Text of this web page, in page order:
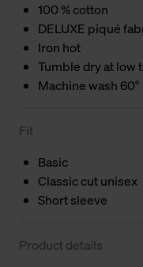
100 % cotton
DELUXE piqué
Iron hot
Tumble dry at low
Machine wash 60°
Fit
Basic
Classic cut unisex
Short sleeve
Product details